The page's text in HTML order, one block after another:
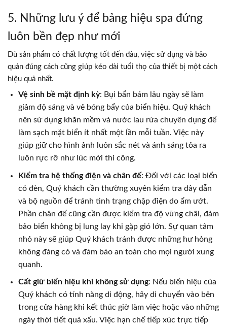
5. Những lưu ý để bảng hiệu spa đứng
luôn bền đẹp như mới
Dù sản phẩm có chất lượng tốt đến đâu, việc sử dụng và bảo
quản đúng cách cũng giúp kéo dài tuổi thọ của thiết bị một cách
hiệu quả nhất.
Vệ sinh bề mặt định kỳ: Bụi bẩn bám lâu ngày sẽ làm
giảm độ sáng và vẻ bóng bẩy của biển hiệu. Quý khách
nên sử dụng khăn mềm và nước lau rửa chuyên dụng để
làm sạch mặt biển ít nhất một lần mỗi tuần. Việc này
giúp giữ cho hình ảnh luôn sắc nét và ánh sáng tỏa ra
luôn rực rỡ như lúc mới thi công.
Kiểm tra hệ thống điện và chân đế: Đối với các loại biển
có đèn, Quý khách cần thường xuyên kiểm tra dây dẫn
và bộ nguồn để tránh tình trạng chập điện do ẩm ướt.
Phần chân đế cũng cần được kiểm tra độ vững chãi, đảm
bảo biển không bị lung lay khi gặp gió lớn. Sự quan tâm
nhỏ này sẽ giúp Quý khách tránh được những hư hỏng
không đáng có và đảm bảo an toàn cho mọi người xung
quanh.
Cất giữ biển hiệu khi không sử dụng: Nếu biển hiệu của
Quý khách có tính năng di động, hãy di chuyển vào bên
trong cửa hàng khi kết thúc giờ làm việc hoặc vào những
ngày thời tiết quá xấu. Việc hạn chế tiếp xúc trực tiếp